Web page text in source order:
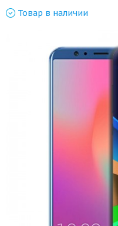
Товар в наличии